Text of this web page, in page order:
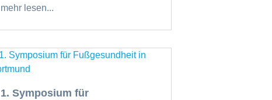
mehr lesen...
1. Symposium für